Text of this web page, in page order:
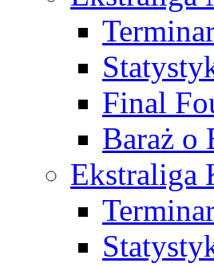
Final
Baraż o
Ekstraliga